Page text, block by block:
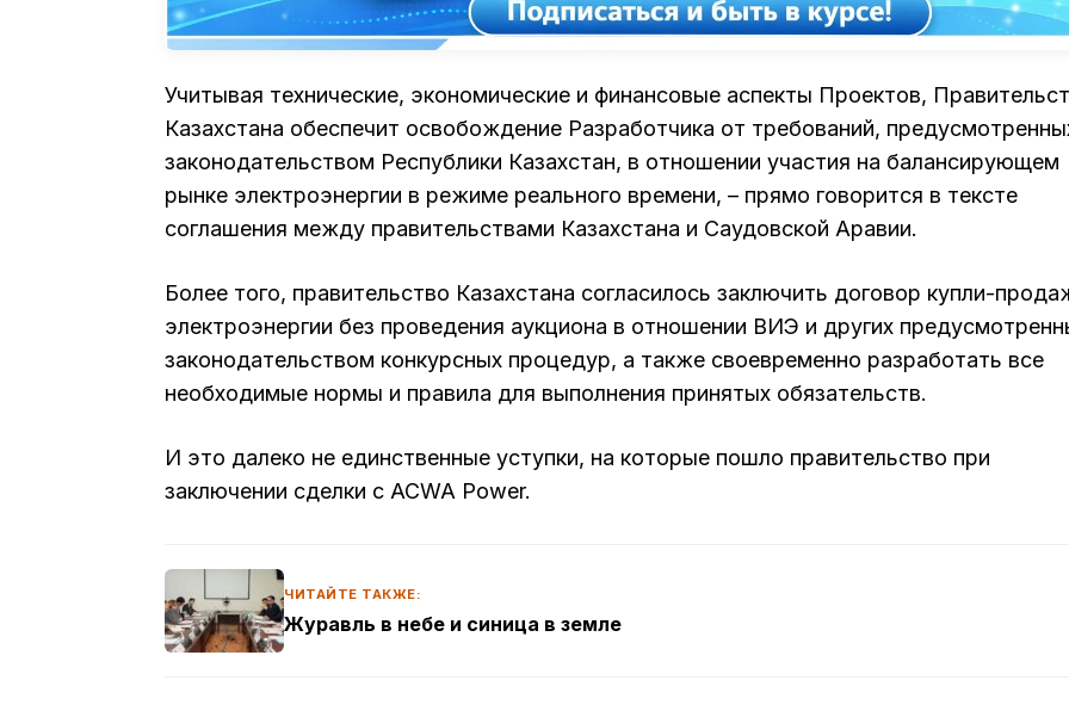
Учитывая технические, экономические и финансовые аспекты Проектов,
Казахстана обеспечит освобождение Разработчика от требований,
законодательством Республики Казахстан, в отношении участия на балансирующем
рынке электроэнергии в режиме реального времени, – прямо говорится в тексте
соглашения между правительствами Казахстана и Саудовской Аравии.
Более того, правительство Казахстана согласилось заключить договор купли-
электроэнергии без проведения аукциона в отношении ВИЭ и других
законодательством конкурсных процедур, а также своевременно разработать все
необходимые нормы и правила для выполнения принятых обязательств.
И это далеко не единственные уступки, на которые пошло правительство при
заключении сделки с ACWA Power.
ЧИТАЙТЕ ТАКЖЕ:
Журавль в небе и синица в земле